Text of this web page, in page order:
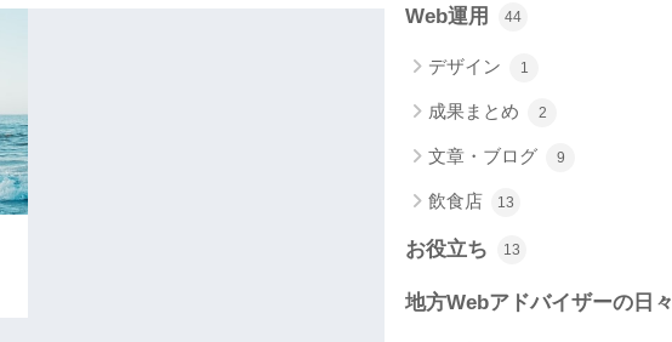
Web運用 44
デザイン 1
成果まとめ 2
文章・ブログ 9
飲食店 13
お役立ち 13
地方Webアドバイザーの日々